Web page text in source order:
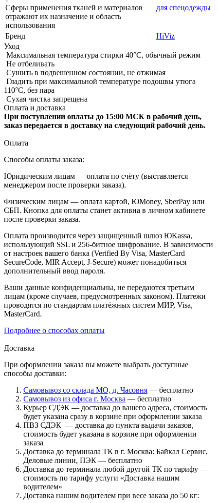
Сферы применения тканей и материалов
отражают их назначение и область
использования
для спецодежды
Бренд
HiViz
Уход
Максимальная температура стирки 40°C, обычный режим
Не отбеливать
Сушить в подвешенном состоянии, не отжимая
Гладить при максимальной температуре подошвы утюга
110°C, без пара
Сухая чистка запрещена
Оплата и доставка
При поступлении оплаты до 15:00 МСК в рабочий день,
заказ передается в доставку на следующий рабочий день.
Оплата
Способы оплаты заказа:
Юридическим лицам — оплата по счёту (выставляется
менеджером после проверки заказа).
Физическим лицам — оплата картой, ЮMoney, SberPay или
СБП. Кнопка для оплаты станет активна в личном кабинете
после проверки заказа.
Оплата производится через защищенный шлюз ЮKassa,
использующий SSL и 256-битное шифрование. В зависимости
от настроек вашего банка (Verified By Visa, MasterCard
SecureCode, MIR Accept, J-Secure) может понадобиться
дополнительный ввод пароля.
Ваши данные конфиденциальны, не передаются третьим
лицам (кроме случаев, предусмотренных законом). Платежи
проводятся по стандартам платёжных систем МИР, Visa,
MasterCard.
Подробнее о способах оплаты
Доставка
При оформлении заказа вы можете выбрать доступные
способы доставки:
Самовывоз со склада МО, д. Часовня — бесплатно
Самовывоз из офиса г. Москва — бесплатно
Курьер СДЭК — доставка до вашего адреса, стоимость
будет указана сразу в корзине при оформлении заказа
ПВЗ СДЭК — доставка до пункта выдачи заказов,
стоимость будет указана в корзине при оформлении
заказа
Доставка до терминала ТК в г. Москва: Байкал Сервис,
Деловые линии, ПЭК — бесплатно
Доставка до терминала любой другой ТК по тарифу —
стоимость по тарифу услуги «Доставка нашим
водителем»
Доставка нашим водителем при весе заказа до 50 кг: